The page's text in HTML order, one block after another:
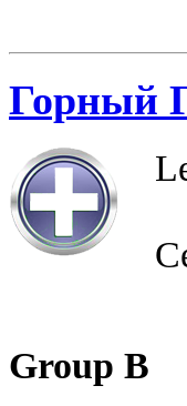
Горный
Group B